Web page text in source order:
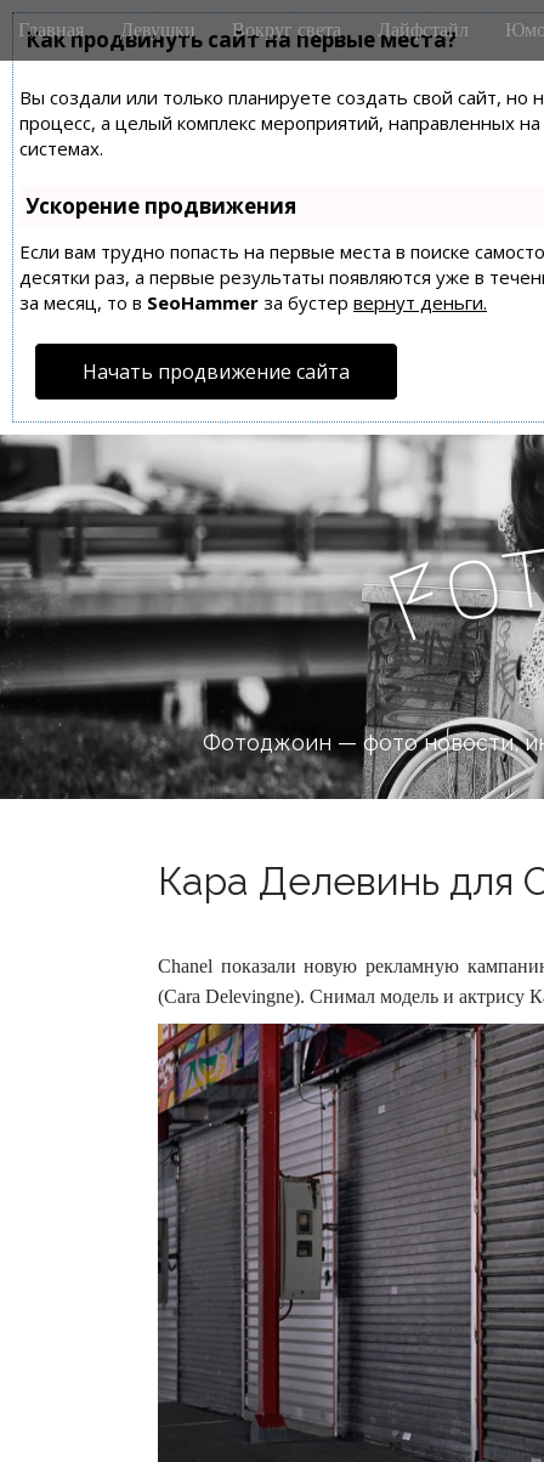
Как продвинуть сайт на первые места?
Вы создали или только планируете создать свой сайт,
процесс, а целый комплекс мероприятий, направленных
системах.
Ускорение продвижения
Если вам трудно попасть на первые места в поиске
десятки раз, а первые результаты появляются уже в
за месяц, то в SeoHammer за бустер вернут деньги.
Начать продвижение сайта
M
a
n
m
e
n
u
i
Главная Девушки Вокруг света Лайфстайл
Fo
Фотоджоин — фото новости,
Кара Делевинь для
Chanel показали новую рекламную
(Cara Delevingne). Снимал модель и актрису